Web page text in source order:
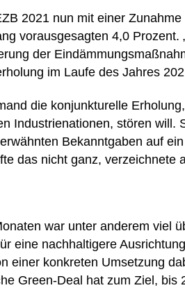
2021 nun mit einer
vorausgesagten 4,0
der
im Laufe des Jahres
die konjunkturelle
Industrienationen, stören will.
Bekanntgaben auf
das nicht ganz, verzeichnete
war unter anderem viel
eine nachhaltigere
einer konkreten Umsetzung
Green-Deal hat zum Ziel,